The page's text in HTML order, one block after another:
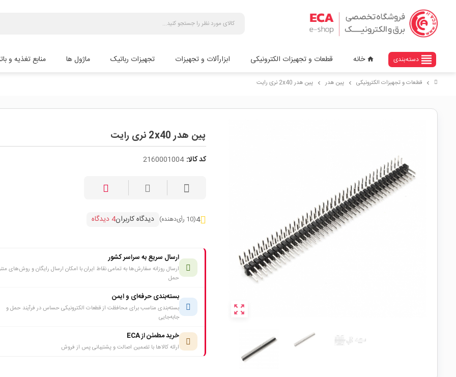
view_headline دسته‌بندی home خانه قطعات و تجهیزات الکترونیکی ابزارآلات و تجهیزات تجهیزات رباتیک ماژول ها منابع تغذیه و
chevron_right قطعات و تجهیزات الکترونیکی chevron_right پین هدر chevron_right پین هدر 2x40 نری رایت
zoom_out_map
پین هدر 2x40 نری رایت
کد کالا: 2160001004
4(10 رأی‌دهنده) دیدگاه کاربران4 دیدگاه
ارسال سریع به سراسر کشور
ارسال روزانه سفارش‌ها به تمامی نقاط ایران با امکان ارسال رایگان و روش‌های
حمل
بسته‌بندی حرفه‌ای و ایمن
بسته‌بندی مناسب برای محافظت از قطعات الکترونیکی حساس در فرآیند حمل و
جابه‌جایی
خرید مطمئن از ECA
ارائه کالاها با تضمین اصالت و پشتیبانی پس از فروش